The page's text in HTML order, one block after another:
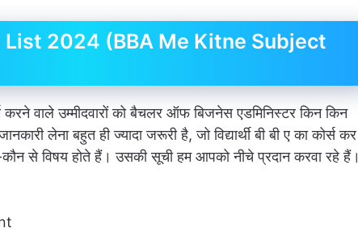
List 2024 (BBA Me Kitne Subject
वाले उम्मीदवारों को बैचलर ऑफ बिजनेस एडमिनिस्टर किन किन
लेना बहुत ही ज्यादा जरूरी है, जो विद्यार्थी बी बी ए का कोर्स कर
कौन से विषय होते हैं। उसकी सूची हम आपको नीचे प्रदान करवा रहे हैं।